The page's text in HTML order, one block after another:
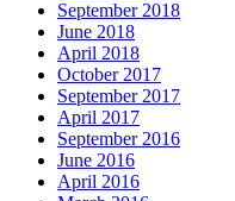
September 2018
June 2018
April 2018
October 2017
September 2017
April 2017
September 2016
June 2016
April 2016